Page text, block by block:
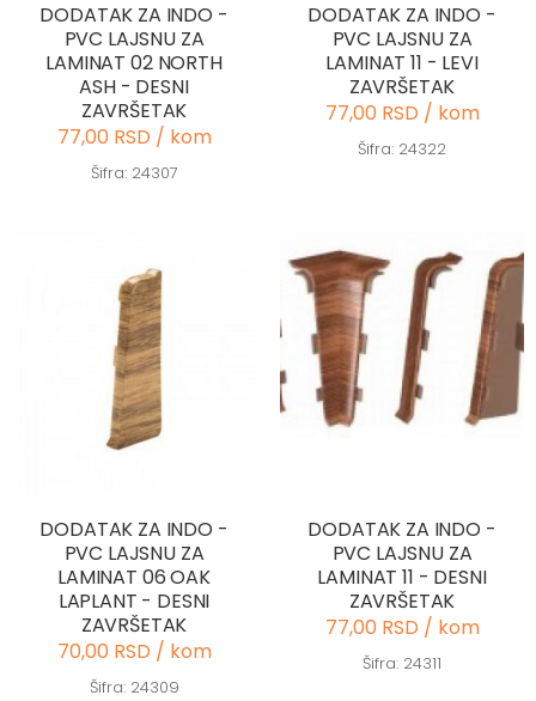
DODATAK ZA INDO -
PVC LAJSNU ZA
LAMINAT 02 NORTH
ASH - DESNI
ZAVRŠETAK
77,00 RSD / kom
Šifra: 24307
DODATAK ZA INDO -
PVC LAJSNU ZA
LAMINAT 11 - LEVI
ZAVRŠETAK
77,00 RSD / kom
Šifra: 24322
DODATAK ZA INDO -
PVC LAJSNU ZA
LAMINAT 06 OAK
LAPLANT - DESNI
ZAVRŠETAK
70,00 RSD / kom
Šifra: 24309
DODATAK ZA INDO -
PVC LAJSNU ZA
LAMINAT 11 - DESNI
ZAVRŠETAK
77,00 RSD / kom
Šifra: 24311